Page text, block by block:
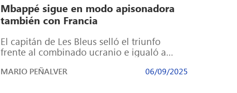
Mbappé sigue en modo apisonadora
también con Francia
El capitán de Les Bleus selló el triunfo
frente al combinado ucranio e igualó a
MARIO PEÑALVER 06/09/2025